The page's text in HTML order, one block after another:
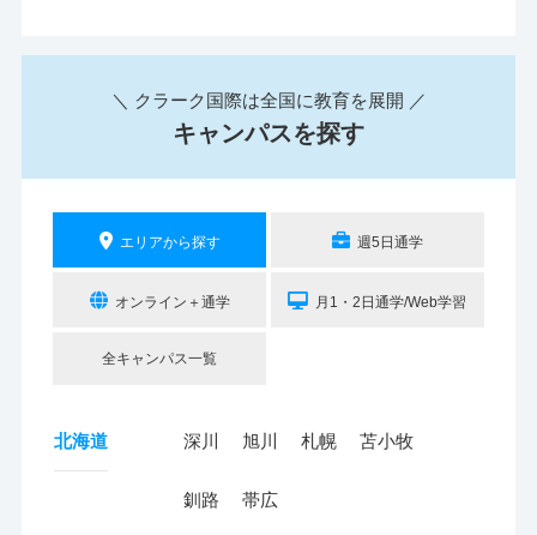
＼ クラーク国際は全国に教育を展開 ／
キャンパスを探す
エリアから探す 週5日通学
オンライン＋通学 月1・2日通学/Web学習
全キャンパス一覧
北海道 深川 旭川 札幌 苫小牧
釧路 帯広